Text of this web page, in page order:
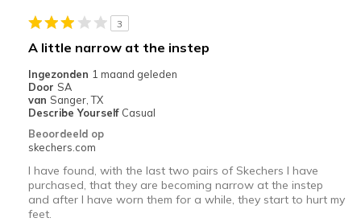
View On Shoes
I'm Into Shoes
3
A little narrow at the instep
Ingezonden 1 maand geleden
Door SA
van Sanger, TX
Describe Yourself Casual
Beoordeeld op
skechers.com
I have found, with the last two pairs of Skechers I have
purchased, that they are becoming narrow at the instep
and after I have worn them for a while, they start to hurt my
feet.